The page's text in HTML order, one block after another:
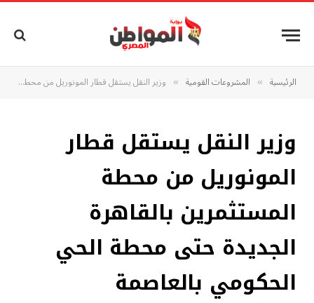
الرئيسية » المشروعات القومية » وزير النقل يستقل قطار المونوريل من محطة المستثمرين بالقاهرة الجديدة حتى محطة الحي الحكومي بالعاصمة
وزير النقل يستقل قطار
المونوريل من محطة
المستثمرين بالقاهرة
الجديدة حتى محطة الحي
الحكومي بالعاصمة